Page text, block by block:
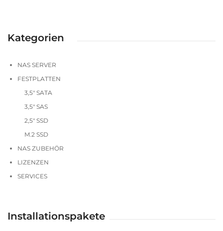
Kategorien
NAS SERVER
FESTPLATTEN
3,5" SATA
3,5" SAS
2,5" SSD
M.2 SSD
NAS ZUBEHÖR
LIZENZEN
SERVICES
Installationspakete